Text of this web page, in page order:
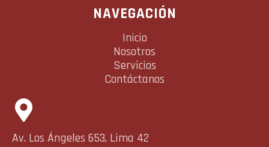
NAVEGACIÓN
Inicio
Nosotros
Servicios
Contáctanos
Av. Los Ángeles 653, Lima 42